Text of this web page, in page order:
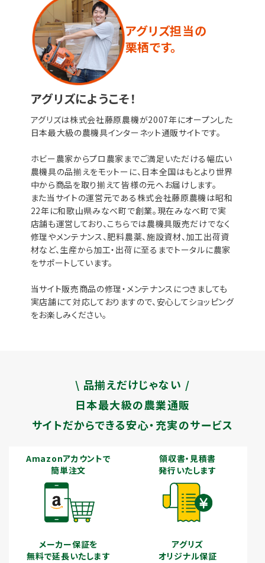
アグリズ担当の
栗栖です。
アグリズにようこそ！
アグリズは株式会社藤原農機が2007年にオープンした
日本最大級の農機具インターネット通販サイトです。
ホビー農家からプロ農家までご満足いただける幅広い
農機具の品揃えをモットーに、日本全国はもとより世界
中から商品を取り揃えて皆様の元へお届けします。
また当サイトの運営元である株式会社藤原農機は昭和
22年に和歌山県みなべ町で創業。現在みなべ町で実
店舗も運営しており、こちらでは農機具販売だけでなく
修理やメンテナンス、肥料農薬、施設資材、加工出荷資
材など、生産から加工・出荷に至るまでトータルに農家
をサポートしています。
当サイト販売商品の修理・メンテナンスにつきましても
実店舗にて対応しておりますので、安心してショッピング
をお楽しみください。
\ 品揃えだけじゃない /
日本最大級の農業通販
サイトだからできる安心・充実のサービス
Amazonアカウントで
簡単注文
領収書・見積書
発行いたします
メーカー保証を
無料で延長いたします
アグリズ
オリジナル保証